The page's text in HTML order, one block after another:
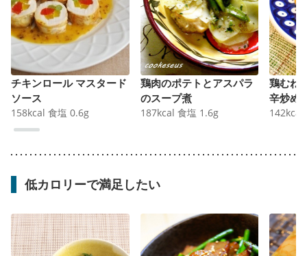
チキンロール マスタード
ソース
158kcal 食塩 0.6g
鶏肉のポテトとアスパラ
のスープ煮
187kcal 食塩 1.6g
鶏むね
辛炒め
142kcal
低カロリーで満足したい